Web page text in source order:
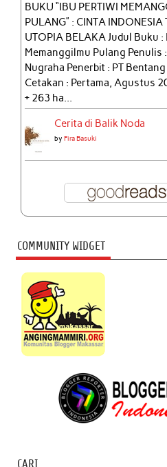
BUKU “IBU PERTIWI
PULANG” : CINTA INDONESIA
UTOPIA BELAKA Judul Buku
Memanggilmu Pulang Penulis
Nugraha Penerbit : PT
Cetakan : Pertama, Agustus
+ 263 ha...
Cerita di Balik Noda
byFira Basuki
COMMUNITY WIDGET
CARI